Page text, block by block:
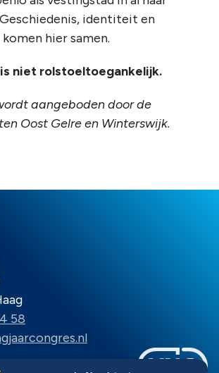
identiteit en
hier samen.
niet rolstoeltoegankelijk.
aangeboden door de
Oost Gelre en Winterswijk.
58